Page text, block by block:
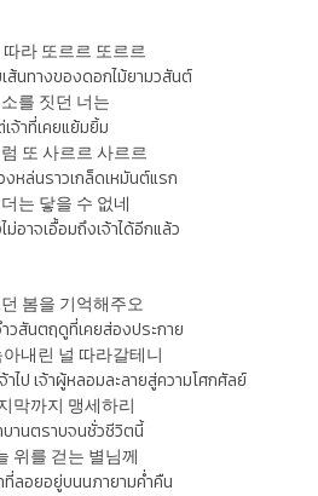
라 또르르 또르르
ส้นทางของดอกไม้ยามวสันต์
를 짓던 너는
จ้าที่เคยแย้มยิ้ม
또 사르르 사르르
หล่นราวเกล็ดเหมันต์แรก
는 닿을 수 없네
ม่อาจเอื้อมถึงเจ้าได้อีกแล้ว
봄을 기억해주오
วสันตฤดูที่เคยส่องประกาย
내린 널 따라갈테니
ไป เจ้าผู้หลอมละลายสู่ความโศกศัลย์
막까지 맹세하리
บานตราบจนชั่วชีวิตนี้
위를 걷는 별님께
ลอยอยู่บนนภายามค่ำคืน